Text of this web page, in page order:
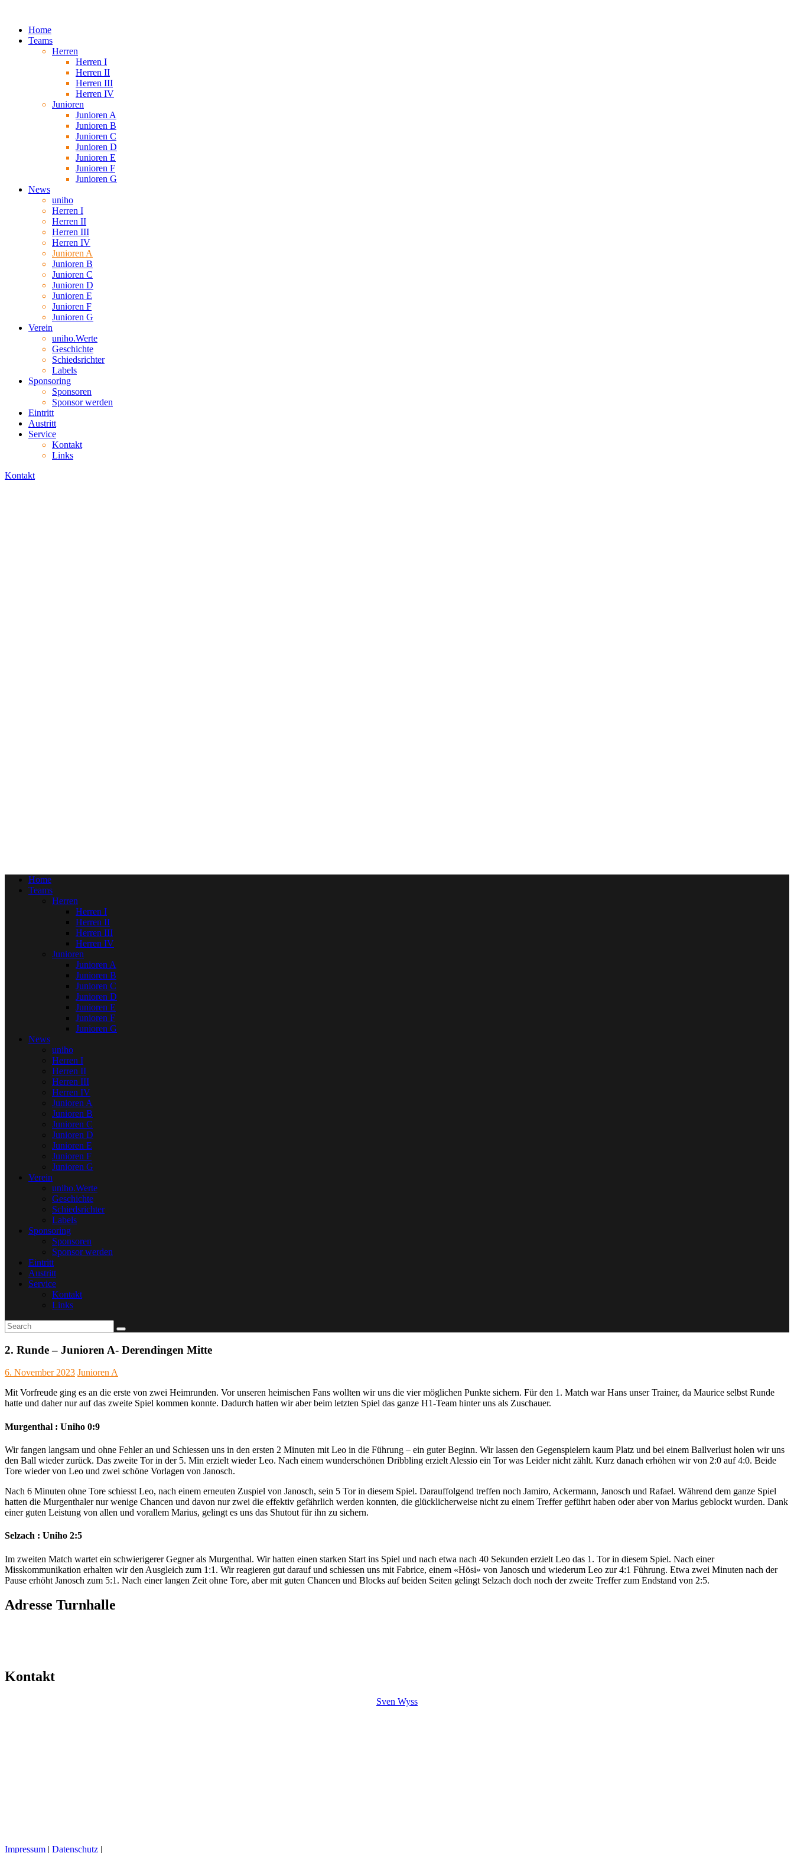
Home
Teams
Herren
Herren I
Herren II
Herren III
Herren IV
Junioren
Junioren A
Junioren B
Junioren C
Junioren D
Junioren E
Junioren F
Junioren G
News
uniho
Herren I
Herren II
Herren III
Herren IV
Junioren A
Junioren B
Junioren C
Junioren D
Junioren E
Junioren F
Junioren G
Verein
uniho.Werte
Geschichte
Schiedsrichter
Labels
Sponsoring
Sponsoren
Sponsor werden
Eintritt
Austritt
Service
Kontakt
Links
Kontakt
Home
Teams
Herren
Herren I
Herren II
Herren III
Herren IV
Junioren
Junioren A
Junioren B
Junioren C
Junioren D
Junioren E
Junioren F
Junioren G
News
uniho
Herren I
Herren II
Herren III
Herren IV
Junioren A
Junioren B
Junioren C
Junioren D
Junioren E
Junioren F
Junioren G
Verein
uniho.Werte
Geschichte
Schiedsrichter
Labels
Sponsoring
Sponsoren
Sponsor werden
Eintritt
Austritt
Service
Kontakt
Links
2. Runde – Junioren A- Derendingen Mitte
6. November 2023 Junioren A
Mit Vorfreude ging es an die erste von zwei Heimrunden. Vor unseren heimischen Fans wollten wir uns die vier möglichen Punkte sichern. Für den 1. Match war Hans unser Trainer, da Maurice selbst Runde
hatte und daher nur auf das zweite Spiel kommen konnte. Dadurch hatten wir aber beim letzten Spiel das ganze H1-Team hinter uns als Zuschauer.
Murgenthal : Uniho 0:9
Wir fangen langsam und ohne Fehler an und Schiessen uns in den ersten 2 Minuten mit Leo in die Führung – ein guter Beginn. Wir lassen den Gegenspielern kaum Platz und bei einem Ballverlust holen wir uns
den Ball wieder zurück. Das zweite Tor in der 5. Min erzielt wieder Leo. Nach einem wunderschönen Dribbling erzielt Alessio ein Tor was Leider nicht zählt. Kurz danach erhöhen wir von 2:0 auf 4:0. Beide
Tore wieder von Leo und zwei schöne Vorlagen von Janosch.
Nach 6 Minuten ohne Tore schiesst Leo, nach einem erneuten Zuspiel von Janosch, sein 5 Tor in diesem Spiel. Darauffolgend treffen noch Jamiro, Ackermann, Janosch und Rafael. Während dem ganze Spiel
hatten die Murgenthaler nur wenige Chancen und davon nur zwei die effektiv gefährlich werden konnten, die glücklicherweise nicht zu einem Treffer geführt haben oder aber von Marius geblockt wurden. Dank
einer guten Leistung von allen und vorallem Marius, gelingt es uns das Shutout für ihn zu sichern.
Selzach : Uniho 2:5
Im zweiten Match wartet ein schwierigerer Gegner als Murgenthal. Wir hatten einen starken Start ins Spiel und nach etwa nach 40 Sekunden erzielt Leo das 1. Tor in diesem Spiel. Nach einer
Misskommunikation erhalten wir den Ausgleich zum 1:1. Wir reagieren gut darauf und schiessen uns mit Fabrice, einem «Hösi» von Janosch und wiederum Leo zur 4:1 Führung. Etwa zwei Minuten nach der
Pause erhöht Janosch zum 5:1. Nach einer langen Zeit ohne Tore, aber mit guten Chancen und Blocks auf beiden Seiten gelingt Selzach doch noch der zweite Treffer zum Endstand von 2:5.
Adresse Turnhalle
Kontakt
Sven Wyss
Impressum | Datenschutz |